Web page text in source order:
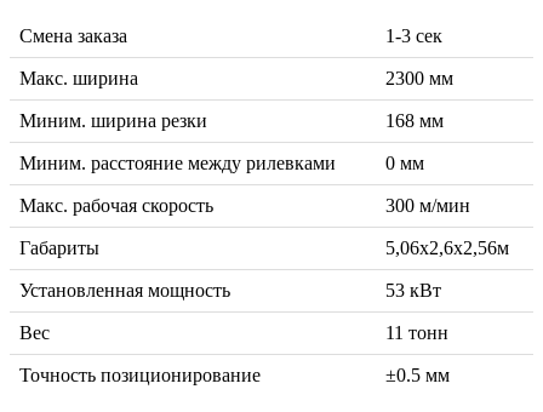
Смена заказа 1-3 сек
Макс. ширина 2300 мм
Миним. ширина резки 168 мм
Миним. расстояние между рилевками 0 мм
Макс. рабочая скорость 300 м/мин
Габариты 5,06x2,6x2,56м
Установленная мощность 53 кВт
Вес 11 тонн
Точность позиционирование ±0.5 мм